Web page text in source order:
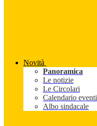
Novità
Panoramica
Le notizie
Le Circolari
Calendario eventi
Albo sindacale